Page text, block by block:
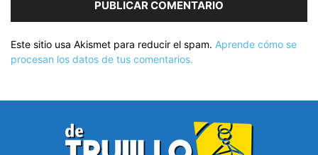
Este sitio usa Akismet para reducir el spam. Aprende cómo se
procesan los datos de tus comentarios.